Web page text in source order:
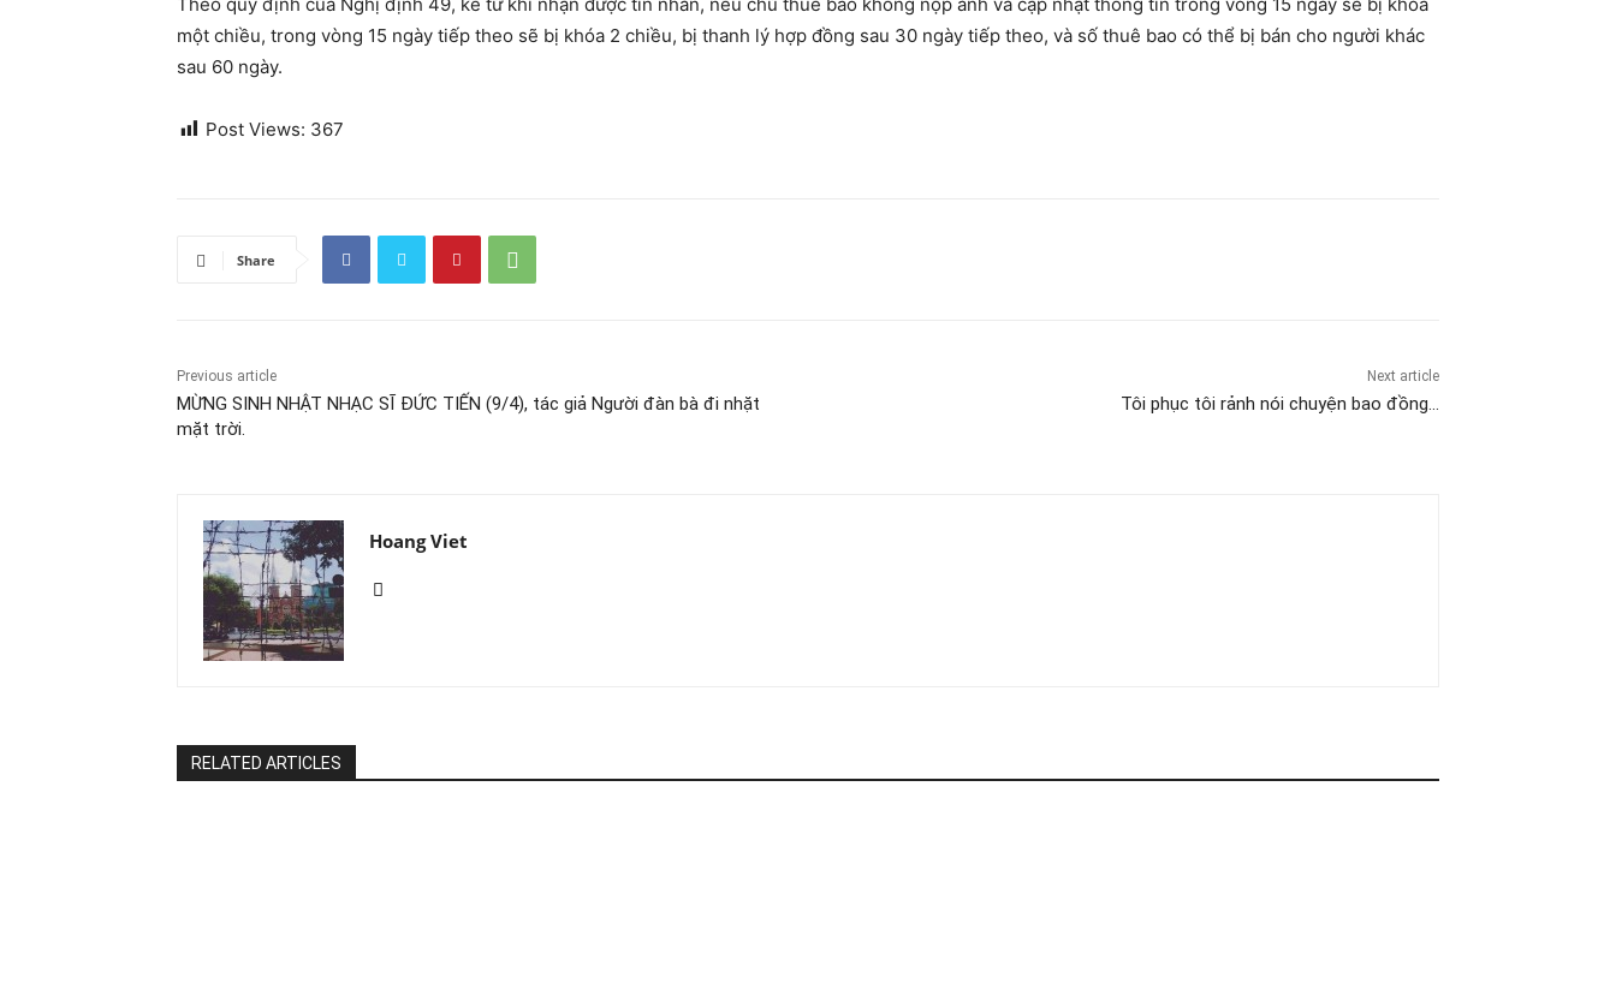
một chiều, trong vòng 15 ngày tiếp theo sẽ bị khóa 2 chiều, bị thanh lý hợp đồng sau 30 ngày tiếp theo, và số thuê bao có thể bị bán cho người khác
sau 60 ngày.
Post Views: 367
Share
Previous article
MỪNG SINH NHẬT NHẠC SĨ ĐỨC TIẾN (9/4), tác giả Người đàn bà đi nhặt
mặt trời.
Next article
Tôi phục tôi rảnh nói chuyện bao đồng…
Hoang Viet
RELATED ARTICLES